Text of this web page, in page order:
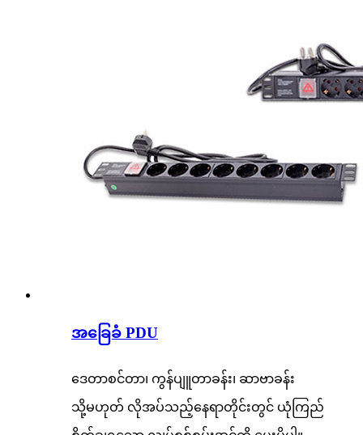
အခြေခံ PDU
ဒေတာစင်တာ၊ ကွန်ပျူတာခန်း၊ ဆာဗာခန်း
သို့မဟုတ် လိုအပ်သည့်နေရာတိုင်းတွင် ယုံကြည်